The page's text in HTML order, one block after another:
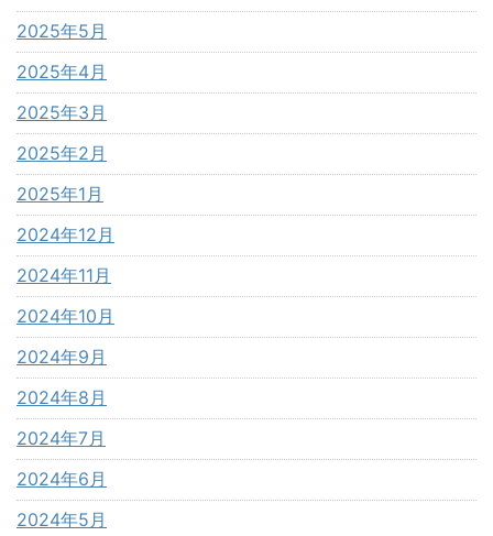
2025年5月
2025年4月
2025年3月
2025年2月
2025年1月
2024年12月
2024年11月
2024年10月
2024年9月
2024年8月
2024年7月
2024年6月
2024年5月